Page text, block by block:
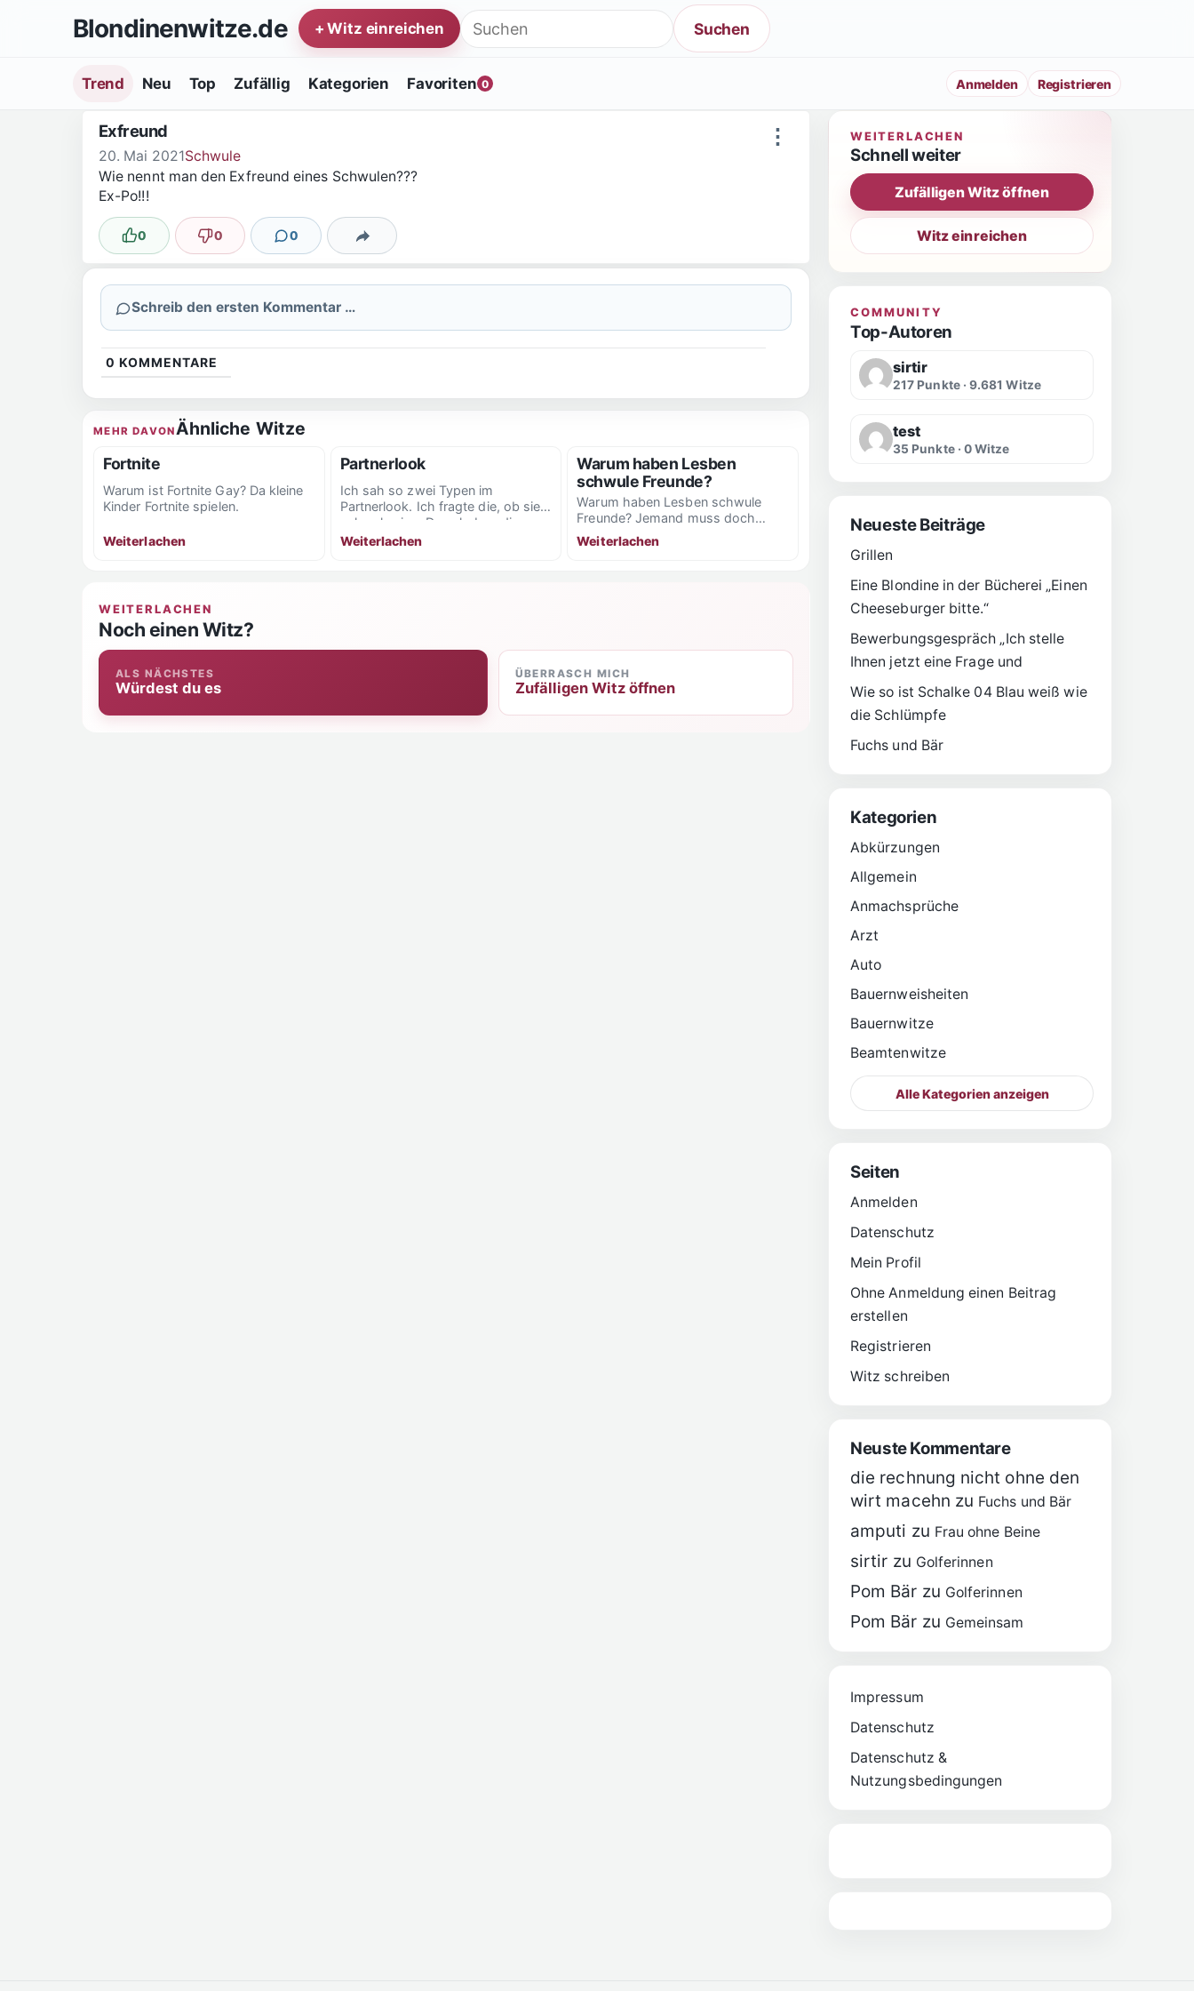
Zum Inhalt springenBlondinenwitze.de Suche nach: Suchen
+ Witz einreichen
Anmelden Registrieren
Trend Neu Top Zufällig Kategorien Favoriten 0
⋮
Exfreund
20. Mai 2021Schwule
Wie nennt man den Exfreund eines Schwulen???
Ex-Po!!!
Lustig
0 Nicht lustig
0 0
KommentareTeilen
Schreib den ersten Kommentar …
0 KOMMENTARE
MEHR DAVONÄhnliche Witze
Fortnite
Warum ist Fortnite Gay? Da kleine
Kinder Fortnite spielen.
Weiterlachen
Partnerlook
Ich sah so zwei Typen im
Partnerlook. Ich fragte die, ob sie
schwul seien. Dann haben die
mich...
Weiterlachen
Warum haben Lesben
schwule Freunde?
Warum haben Lesben schwule
Freunde? Jemand muss doch
kochen!
Weiterlachen
WEITERLACHEN
Noch einen Witz?
ALS NÄCHSTES
Würdest du es
ÜBERRASCH MICH
Zufälligen Witz öffnen
WEITERLACHEN
Schnell weiter
Zufälligen Witz öffnen
Witz einreichen
COMMUNITY
Top-Autoren
sirtir
217 Punkte · 9.681 Witze
test
35 Punkte · 0 Witze
Neueste Beiträge
Grillen
Eine Blondine in der Bücherei „Einen
Cheeseburger bitte.“
Bewerbungsgespräch „Ich stelle
Ihnen jetzt eine Frage und
Wie so ist Schalke 04 Blau weiß wie
die Schlümpfe
Fuchs und Bär
Kategorien
Abkürzungen
Allgemein
Anmachsprüche
Arzt
Auto
Bauernweisheiten
Bauernwitze
Beamtenwitze
Alle Kategorien anzeigen
Seiten
Anmelden
Datenschutz
Mein Profil
Ohne Anmeldung einen Beitrag
erstellen
Registrieren
Witz schreiben
Neuste Kommentare
die rechnung nicht ohne den
wirt macehn zu Fuchs und Bär
amputi zu Frau ohne Beine
sirtir zu Golferinnen
Pom Bär zu Golferinnen
Pom Bär zu Gemeinsam
Impressum
Datenschutz
Datenschutz &
Nutzungsbedingungen